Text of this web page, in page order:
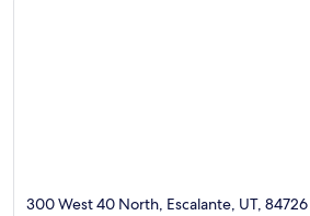
300 West 40 North, Escalante, UT, 84726